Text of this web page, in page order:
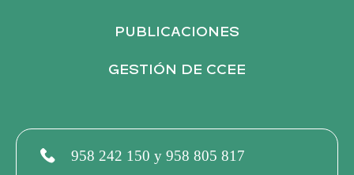
PUBLICACIONES
GESTIÓN DE CCEE
958 242 150 y 958 805 817